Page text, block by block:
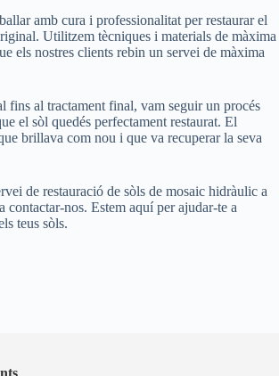
amb cura i professionalitat per restaurar el
Utilitzem tècniques i materials de màxima
els nostres clients rebin un servei de màxima
fins al tractament final, vam seguir un procés
el sòl quedés perfectament restaurat. El
brillava com nou i que va recuperar la seva
de restauració de sòls de mosaic hidràulic a
contactar-nos. Estem aquí per ajudar-te a
teus sòls.